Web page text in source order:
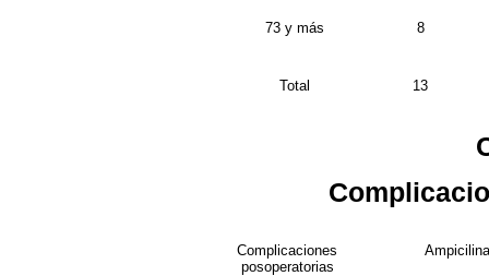
73 y más 8
Total 13
Complicaciones
posoperatorias
Ampicilina